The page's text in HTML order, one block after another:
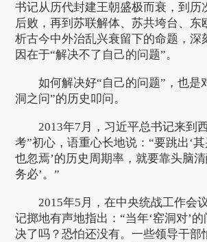
书记从历代封建王朝盛极而衰，到历
后败，再到苏联解体、苏共垮台、东
析古今中外治乱兴衰留下的命题，深
因在于“解决不了自己的问题”。
如何解决好“自己的问题”，也是
洞之问”的历史叩问。
2013年7月，习近平总书记来到
考”初心，语重心长地说：“要跳出‘
也忽焉’的历史周期率，就要靠头脑
务必’。”
2015年5月，在中央统战工作会
记掷地有声地指出：“当年‘窑洞对’
决了吗？恐怕还没有。一些领导干部